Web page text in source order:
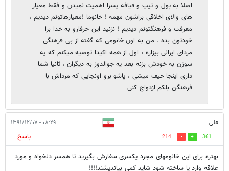
اصلا به پول و تیپ و قیافه پسرا اهمیت نمیدن و فقط معیار
های والای اخلاقی براشون مهمه ! خانوما !معیارهاتونم دیدیم ،
معرفت و فرهنگتونم دیدیم ! نزنید این حرفارو به خدا برا
خودتون بده . من به اون خانومی که گفته از بی فرهنگی
مردای ایرانی بیزاره ، اول از همه اکیدا توصیه میکنم که یه
سوزن به خودش بزنه بعد یه جوالدوز به دیگران ، ثانیا شما
داری اینجا حیف میشی ، پاشو برو اونجایی که مرداش با
فرهنگن بلکم ازدواج کنی
علی ۰۸:۲۹ - ۱۳۹۱/۱۲/۰۷
361
214
پاسخ
بهتره برای این خانومهای مجرد یکسری سفارش بگیرید تا همسر دلخواه و مورد
علاقه وارد یا ساخته شود شاید کمی بیاندیشند!!!!